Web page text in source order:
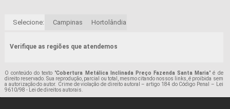
Selecione: Campinas Hortolândia
Verifique as regiões que atendemos
O conteúdo do texto "Cobertura Metálica Inclinada Preço Fazenda Santa Maria" é de
direito reservado. Sua reprodução, parcial ou total, mesmo citando nossos links, é proibida sem
a autorização do autor. Crime de violação de direito autoral – artigo 184 do Código Penal –
Lei
9610/98 - Lei de direitos autorais